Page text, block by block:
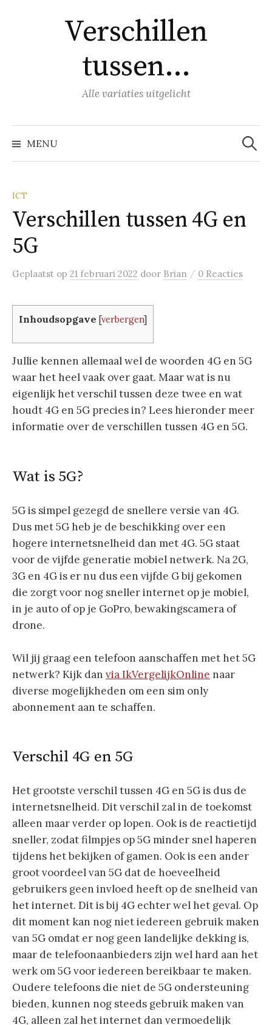
Verschillen
tussen…
Alle variaties uitgelicht
MENU
Zoeken
naar:
ICT
Verschillen tussen 4G en
5G
Geplaatst op 21 februari 2022 door Brian / 0 Reacties
Inhoudsopgave [verbergen]
Jullie kennen allemaal wel de woorden 4G en 5G
waar het heel vaak over gaat. Maar wat is nu
eigenlijk het verschil tussen deze twee en wat
houdt 4G en 5G precies in? Lees hieronder meer
informatie over de verschillen tussen 4G en 5G.
Wat is 5G?
5G is simpel gezegd de snellere versie van 4G.
Dus met 5G heb je de beschikking over een
hogere internetsnelheid dan met 4G. 5G staat
voor de vijfde generatie mobiel netwerk. Na 2G,
3G en 4G is er nu dus een vijfde G bij gekomen
die zorgt voor nog sneller internet op je mobiel,
in je auto of op je GoPro, bewakingscamera of
drone.
Wil jij graag een telefoon aanschaffen met het 5G
netwerk? Kijk dan via IkVergelijkOnline naar
diverse mogelijkheden om een sim only
abonnement aan te schaffen.
Verschil 4G en 5G
Het grootste verschil tussen 4G en 5G is dus de
internetsnelheid. Dit verschil zal in de toekomst
alleen maar verder op lopen. Ook is de reactietijd
sneller, zodat filmpjes op 5G minder snel haperen
tijdens het bekijken of gamen. Ook is een ander
groot voordeel van 5G dat de hoeveelheid
gebruikers geen invloed heeft op de snelheid van
het internet. Dit is bij 4G echter wel het geval. Op
dit moment kan nog niet iedereen gebruik maken
van 5G omdat er nog geen landelijke dekking is,
maar de telefoonaanbieders zijn wel hard aan het
werk om 5G voor iedereen bereikbaar te maken.
Oudere telefoons die niet de 5G ondersteuning
bieden, kunnen nog steeds gebruik maken van
4G, alleen zal het internet dan vermoedelijk